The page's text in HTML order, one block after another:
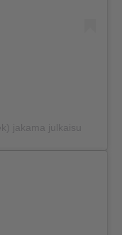
jakama julkaisu